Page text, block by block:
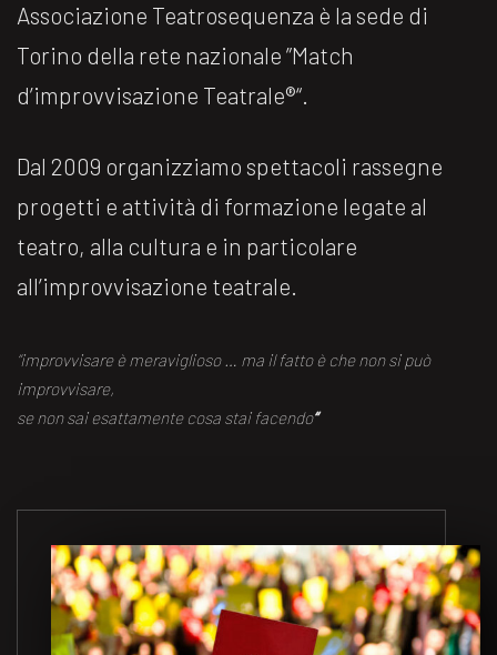
Associazione Teatrosequenza è la sede di
Torino della rete nazionale ”Match
d’improvvisazione Teatrale®️“.
Dal 2009 organizziamo spettacoli rassegne
progetti e attività di formazione legate al
teatro, alla cultura e in particolare
all’improvvisazione teatrale.
“improvvisare è meraviglioso … ma il fatto è che non si può
improvvisare,
se non sai esattamente cosa stai facendo“